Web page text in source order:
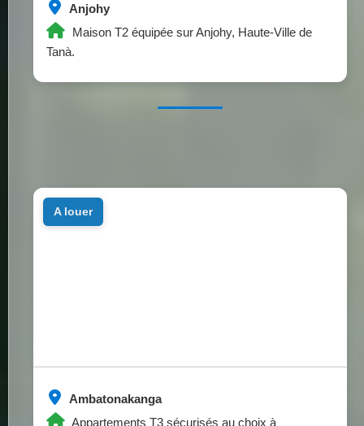
Anjohy
Maison T2 équipée sur Anjohy, Haute-Ville de
Tanà.
Ambatonakanga
Appartements T3 sécurisés au choix à
a louer